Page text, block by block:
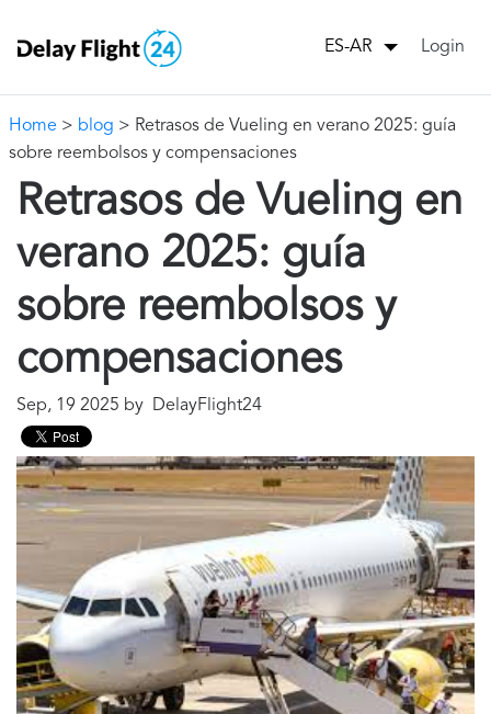
ES-AR Login
Home > blog > Retrasos de Vueling en verano 2025: guía
sobre reembolsos y compensaciones
Retrasos de Vueling en
verano 2025: guía
sobre reembolsos y
compensaciones
Sep, 19 2025 by DelayFlight24